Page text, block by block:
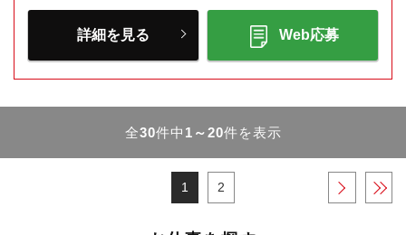
詳細を見る Web応募
全30件中 1～20件を表示
1 2 › »